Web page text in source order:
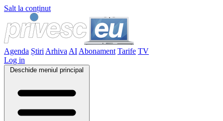
Salt la conținut
Agenda Știri Arhiva AI Abonament Tarife TV
Log in
Deschide meniul principal